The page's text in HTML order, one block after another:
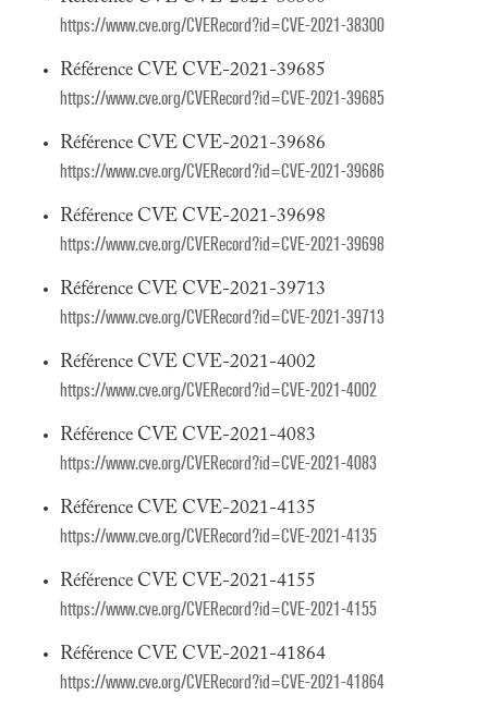
https://www.cve.org/CVERecord?id=CVE-2021-38300
Référence CVE CVE-2021-39685
https://www.cve.org/CVERecord?id=CVE-2021-39685
Référence CVE CVE-2021-39686
https://www.cve.org/CVERecord?id=CVE-2021-39686
Référence CVE CVE-2021-39698
https://www.cve.org/CVERecord?id=CVE-2021-39698
Référence CVE CVE-2021-39713
https://www.cve.org/CVERecord?id=CVE-2021-39713
Référence CVE CVE-2021-4002
https://www.cve.org/CVERecord?id=CVE-2021-4002
Référence CVE CVE-2021-4083
https://www.cve.org/CVERecord?id=CVE-2021-4083
Référence CVE CVE-2021-4135
https://www.cve.org/CVERecord?id=CVE-2021-4135
Référence CVE CVE-2021-4155
https://www.cve.org/CVERecord?id=CVE-2021-4155
Référence CVE CVE-2021-41864
https://www.cve.org/CVERecord?id=CVE-2021-41864